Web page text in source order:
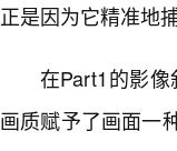
正是因为它精准地
在Part1的影
画质赋予了画面一